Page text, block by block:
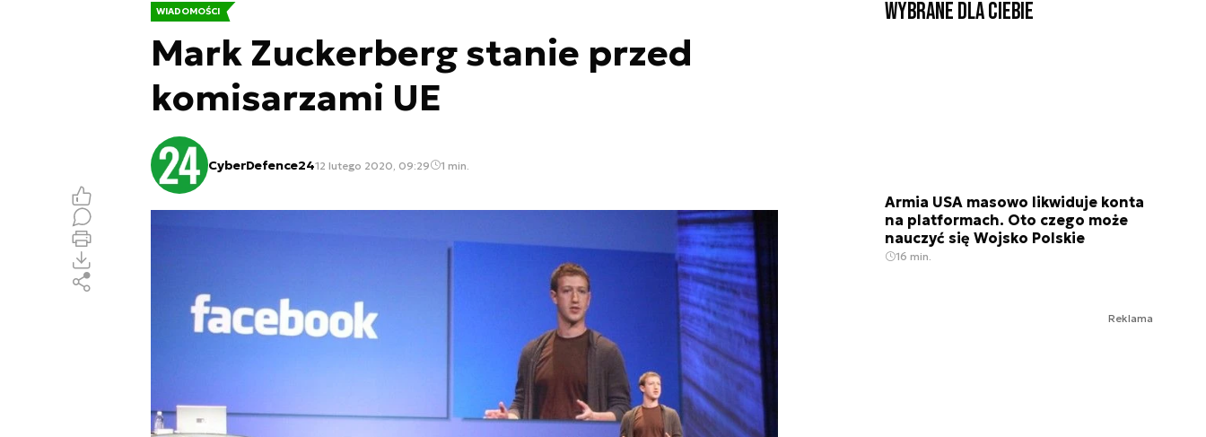
WIADOMOŚCI
Mark Zuckerberg stanie przed
komisarzami UE
CyberDefence2412 lutego 2020, 09:29 1 min.
Wybrane dla Ciebie
Armia USA masowo likwiduje konta
na platformach. Oto czego może
nauczyć się Wojsko Polskie
16 min.
Reklama